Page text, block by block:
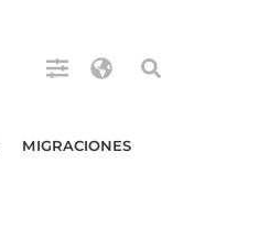
MIGRACIONES